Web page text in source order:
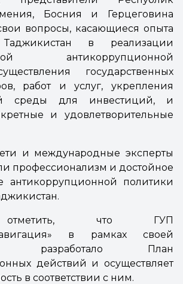
Босния и Герцеговина
вопросы, касающиеся опыта
в реализации
антикоррупционной
государственных
работ и услуг, укрепления
среды для инвестиций, и
и удовлетворительные
и международные эксперты
профессионализм и достойное
антикоррупционной политики
отметить, что ГУП
в рамках своей
разработало План
действий и осуществляет
в соответствии с ним.